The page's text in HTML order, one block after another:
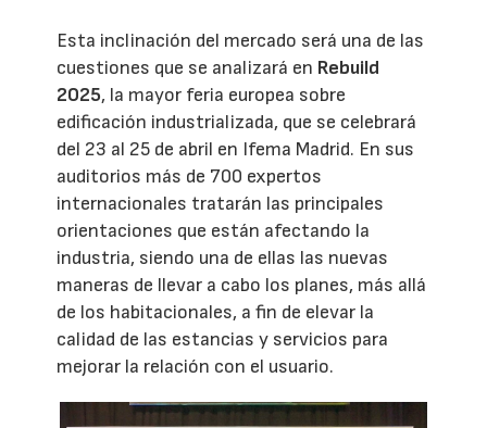
Esta inclinación del mercado será una de las
cuestiones que se analizará en Rebuild
2025, la mayor feria europea sobre
edificación industrializada, que se celebrará
del 23 al 25 de abril en Ifema Madrid. En sus
auditorios más de 700 expertos
internacionales tratarán las principales
orientaciones que están afectando la
industria, siendo una de ellas las nuevas
maneras de llevar a cabo los planes, más allá
de los habitacionales, a fin de elevar la
calidad de las estancias y servicios para
mejorar la relación con el usuario.